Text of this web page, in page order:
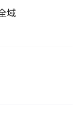
域